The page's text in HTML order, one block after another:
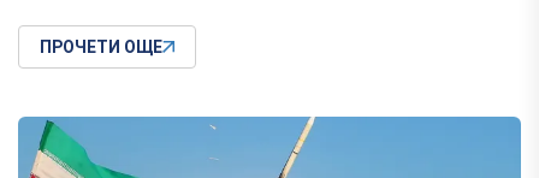
ПРОЧЕТИ ОЩЕ